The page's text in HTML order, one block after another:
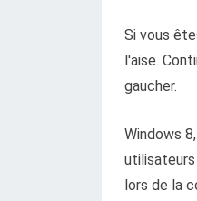
Si vous
l'aise.
gaucher.
Windows
utilisateurs
lors de la